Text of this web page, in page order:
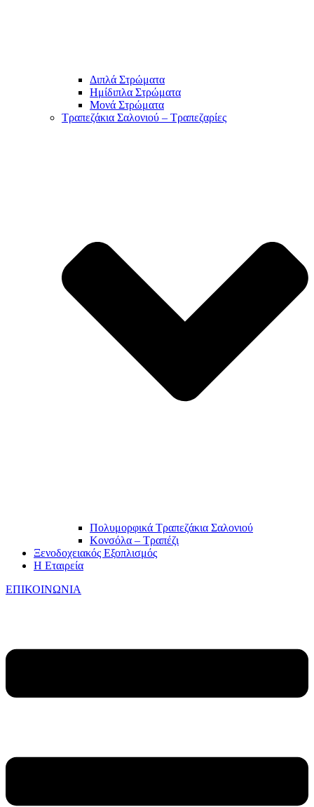
Διπλά Στρώματα
Ημίδιπλα Στρώματα
Μονά Στρώματα
Τραπεζάκια Σαλονιού – Τραπεζαρίες
Πολυμορφικά Τραπεζάκια Σαλονιού
Κονσόλα – Τραπέζι
Ξενοδοχειακός Εξοπλισμός
Η Εταιρεία
ΕΠΙΚΟΙΝΩΝΙΑ